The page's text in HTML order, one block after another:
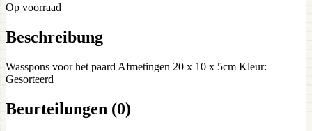
Op voorraad
Beschreibung
Wasspons voor het paard Afmetingen 20 x 10 x 5cm Kleur:
Gesorteerd
Beurteilungen (0)